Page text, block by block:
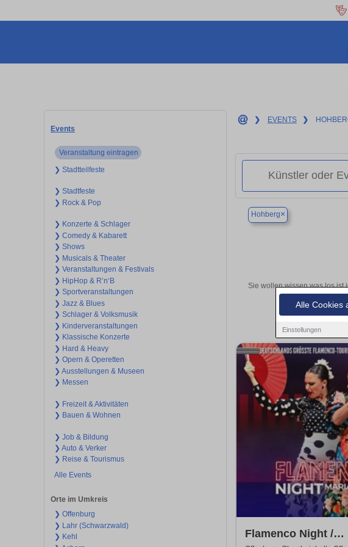
Alle Cookies
Einstellungen
Events
Veranstaltung eintragen
❯ Stadtteilfeste
❯ Stadtfeste
❯ Rock & Pop
❯ Konzerte & Schlager
❯ Comedy & Kabarett
❯ Shows
❯ Musicals & Theater
❯ Veranstaltungen & Festivals
❯ HipHop & R’n‘B
❯ Sportveranstaltungen
❯ Jazz & Blues
❯ Schlager & Volksmusik
❯ Kinderveranstaltungen
❯ Klassische Konzerte
❯ Hard & Heavy
❯ Opern & Operetten
❯ Ausstellungen & Museen
❯ Messen
❯ Freizeit & Aktivitäten
❯ Bauen & Wohnen
❯ Job & Bildung
❯ Auto & Verker
❯ Reise & Tourismus
Alle Events
Orte im Umkreis
❯ Offenburg
❯ Lahr (Schwarzwald)
❯ Kehl
❯ EVENTS ❯
Hohberg×
Sie wollen wissen was los ist
Flamenco Night /